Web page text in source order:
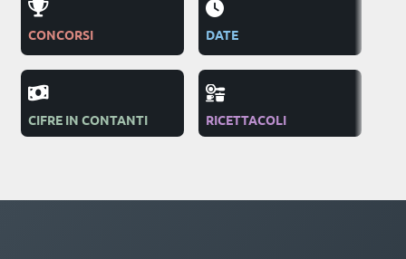
CONCORSI
CIFRE IN CONTANTI
DATE
RICETTACOLI